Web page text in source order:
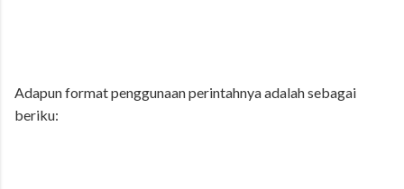
Adapun format penggunaan perintahnya adalah sebagai
beriku: